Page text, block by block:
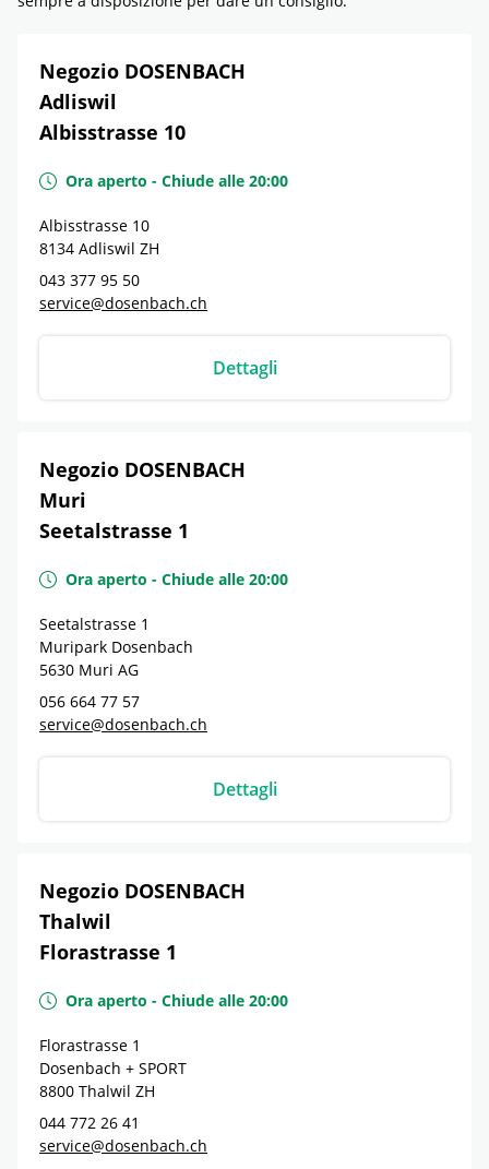
Negozio DOSENBACH
Adliswil
Albisstrasse 10
Ora aperto - Chiude alle 20:00
Albisstrasse 10
8134 Adliswil ZH
043 377 95 50
service@dosenbach.ch
Dettagli
Negozio DOSENBACH
Muri
Seetalstrasse 1
Ora aperto - Chiude alle 20:00
Seetalstrasse 1
Muripark Dosenbach
5630 Muri AG
056 664 77 57
service@dosenbach.ch
Dettagli
Negozio DOSENBACH
Thalwil
Florastrasse 1
Ora aperto - Chiude alle 20:00
Florastrasse 1
Dosenbach + SPORT
8800 Thalwil ZH
044 772 26 41
service@dosenbach.ch